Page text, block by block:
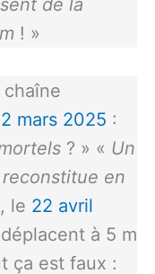
de la
! »
chaîne
mars 2025 :
? » « Un
en
le 22 avril
à 5 m
ça est faux :